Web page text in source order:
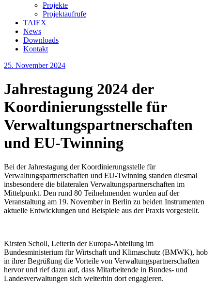
Projekte
Projektaufrufe
TAIEX
News
Downloads
Kontakt
25. November 2024
Jahrestagung 2024 der
Koordinierungsstelle für
Verwaltungspartnerschaften
und EU-Twinning
Bei der Jahrestagung der Koordinierungsstelle für
Verwaltungspartnerschaften und EU-Twinning standen diesmal
insbesondere die bilateralen Verwaltungspartnerschaften im
Mittelpunkt. Den rund 80 Teilnehmenden wurden auf der
Veranstaltung am 19. November in Berlin zu beiden Instrumenten
aktuelle Entwicklungen und Beispiele aus der Praxis vorgestellt.
Kirsten Scholl, Leiterin der Europa-Abteilung im
Bundesministerium für Wirtschaft und Klimaschutz (BMWK), hob
in ihrer Begrüßung die Vorteile von Verwaltungspartnerschaften
hervor und rief dazu auf, dass Mitarbeitende in Bundes- und
Landesverwaltungen sich weiterhin dort engagieren.